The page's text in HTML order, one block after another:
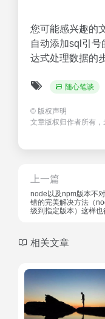
您可能感兴趣的
自动添加sql引号
达式处理数据的
随心笔谈
© 版权声明
文章版权归作者所有，
上一篇
node以及npm版本不
错的完美解决方法（
级到指定版本）这样也
相关文章